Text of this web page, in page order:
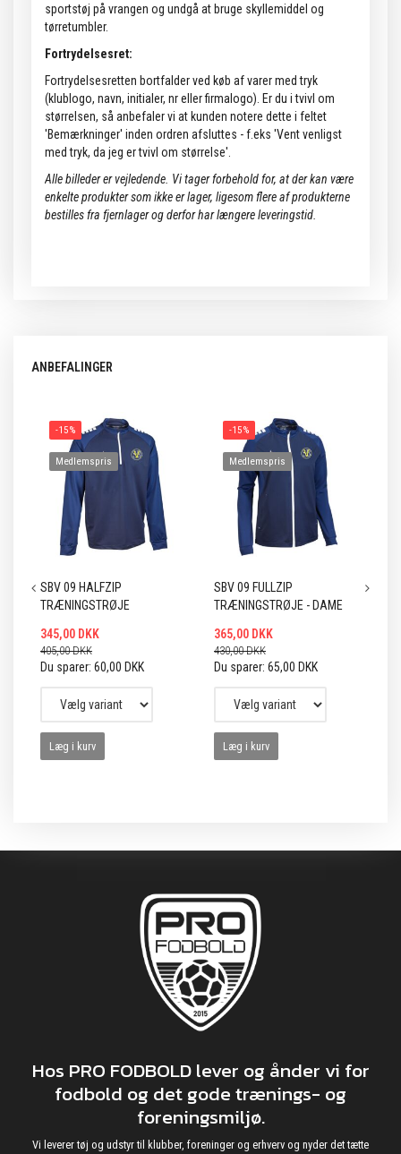
sportstøj på vrangen og undgå at bruge skyllemiddel og
tørretumbler.
Fortrydelsesret:
Fortrydelsesretten bortfalder ved køb af varer med tryk
(klublogo, navn, initialer, nr eller firmalogo). Er du i tvivl om
størrelsen, så anbefaler vi at kunden notere dette i feltet
'Bemærkninger' inden ordren afsluttes - f.eks 'Vent venligst
med tryk, da jeg er tvivl om størrelse'.
Alle billeder er vejledende. Vi tager forbehold for, at der kan være
enkelte produkter som ikke er lager, ligesom flere af produkterne
bestilles fra fjernlager og derfor har længere leveringstid.
ANBEFALINGER
-15%
Medlemspris
SBV 09 HALFZIP
TRÆNINGSTRØJE
345,00 DKK
405,00 DKK
Du sparer: 60,00 DKK
Læg i kurv
-15%
Medlemspris
SBV 09 FULLZIP
TRÆNINGSTRØJE - DAME
365,00 DKK
430,00 DKK
Du sparer: 65,00 DKK
Læg i kurv
Hos PRO FODBOLD lever og ånder vi for
fodbold og det gode trænings- og
foreningsmiljø.
Vi leverer tøj og udstyr til klubber, foreninger og erhverv og nyder det tætte